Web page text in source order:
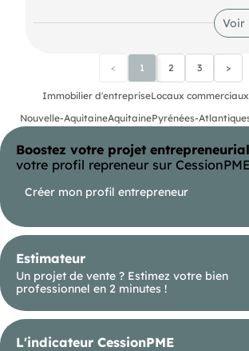
Voir
< 1 2 3 >
Immobilier d'entrepriseLocaux
Nouvelle-AquitaineAquitainePyrénées-
Boostez votre projet
votre profil repreneur sur
Créer mon profil entrepreneur
Estimateur
Un projet de vente ? Estimez votre bien
professionnel en 2 minutes !
L'indicateur CessionPME